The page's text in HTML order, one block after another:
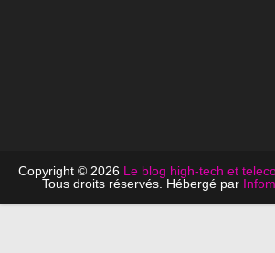
Copyright © 2026 Le blog high-tech et
Tous droits réservés. Hébergé par